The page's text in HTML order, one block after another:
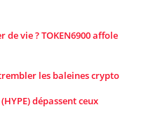
de vie ? TOKEN6900 affole
les baleines crypto
dépassent ceux